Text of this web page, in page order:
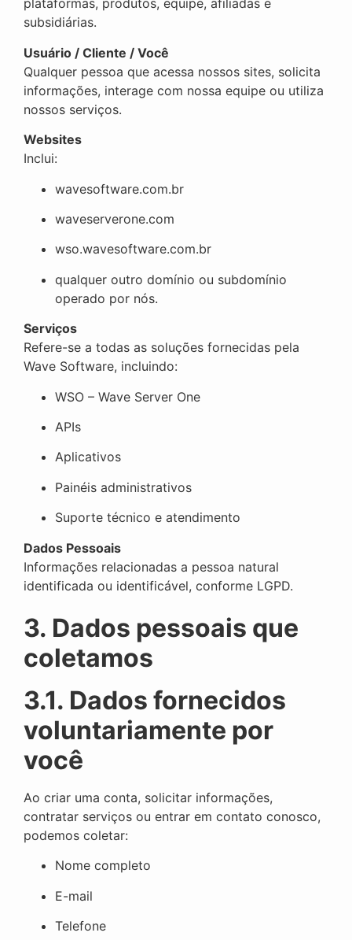
plataformas, produtos, equipe, afiliadas e
subsidiárias.
Usuário / Cliente / Você
Qualquer pessoa que acessa nossos sites, solicita
informações, interage com nossa equipe ou utiliza
nossos serviços.
Websites
Inclui:
wavesoftware.com.br
waveserverone.com
wso.wavesoftware.com.br
qualquer outro domínio ou subdomínio
operado por nós.
Serviços
Refere-se a todas as soluções fornecidas pela
Wave Software, incluindo:
WSO – Wave Server One
APIs
Aplicativos
Painéis administrativos
Suporte técnico e atendimento
Dados Pessoais
Informações relacionadas a pessoa natural
identificada ou identificável, conforme LGPD.
3. Dados pessoais que
coletamos
3.1. Dados fornecidos
voluntariamente por
você
Ao criar uma conta, solicitar informações,
contratar serviços ou entrar em contato conosco,
podemos coletar:
Nome completo
E-mail
Telefone